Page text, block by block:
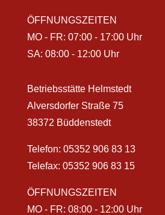
ÖFFNUNGSZEITEN
MO - FR: 07:00 - 17:00 Uhr
SA: 08:00 - 12:00 Uhr
Betriebsstätte Helmstedt
Alversdorfer Straße 75
38372 Büddenstedt
Telefon: 05352 906 83 13
Telefax: 05352 906 83 15
ÖFFNUNGSZEITEN
MO - FR: 08:00 - 12:00 Uhr